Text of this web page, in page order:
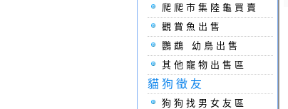
爬爬市集陸龜買賣
觀賞魚出售
鸚鵡 幼鳥出售
其他寵物出售區
貓狗徵友
狗狗找男女友區